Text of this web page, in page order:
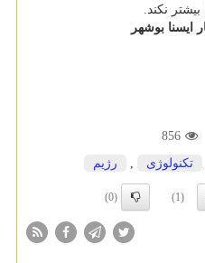
نکند.
بوشهر
856
تكنولوژی , رژیم
(1)
(0)